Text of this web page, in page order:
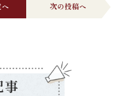
次の投稿へ
事